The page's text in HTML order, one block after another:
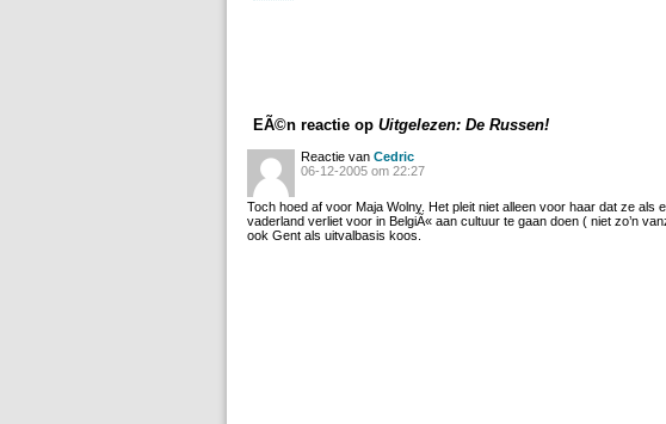
EÃ©n reactie op Uitgelezen: De Russen!
Reactie van Cedric
06-12-2005 om 22:27
Toch hoed af voor Maja Wolny. Het pleit niet alleen voor haar dat ze als
vaderland verliet voor in BelgiÃ« aan cultuur te gaan doen ( niet zo’n
ook Gent als uitvalbasis koos.